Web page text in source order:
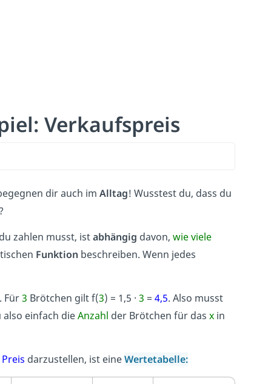
Verkaufspreis
dir auch im Alltag! Wusstest du, dass du
zahlen musst, istabhängig davon, wie viele
Funktion beschreiben. Wenn jedes
. Für 3 Brötchen gilt f(3) = 1,5 · 3 = 4,5. Also musst
einfach dieAnzahl der Brötchen für das xin
Preis darzustellen, ist eineWertetabelle: